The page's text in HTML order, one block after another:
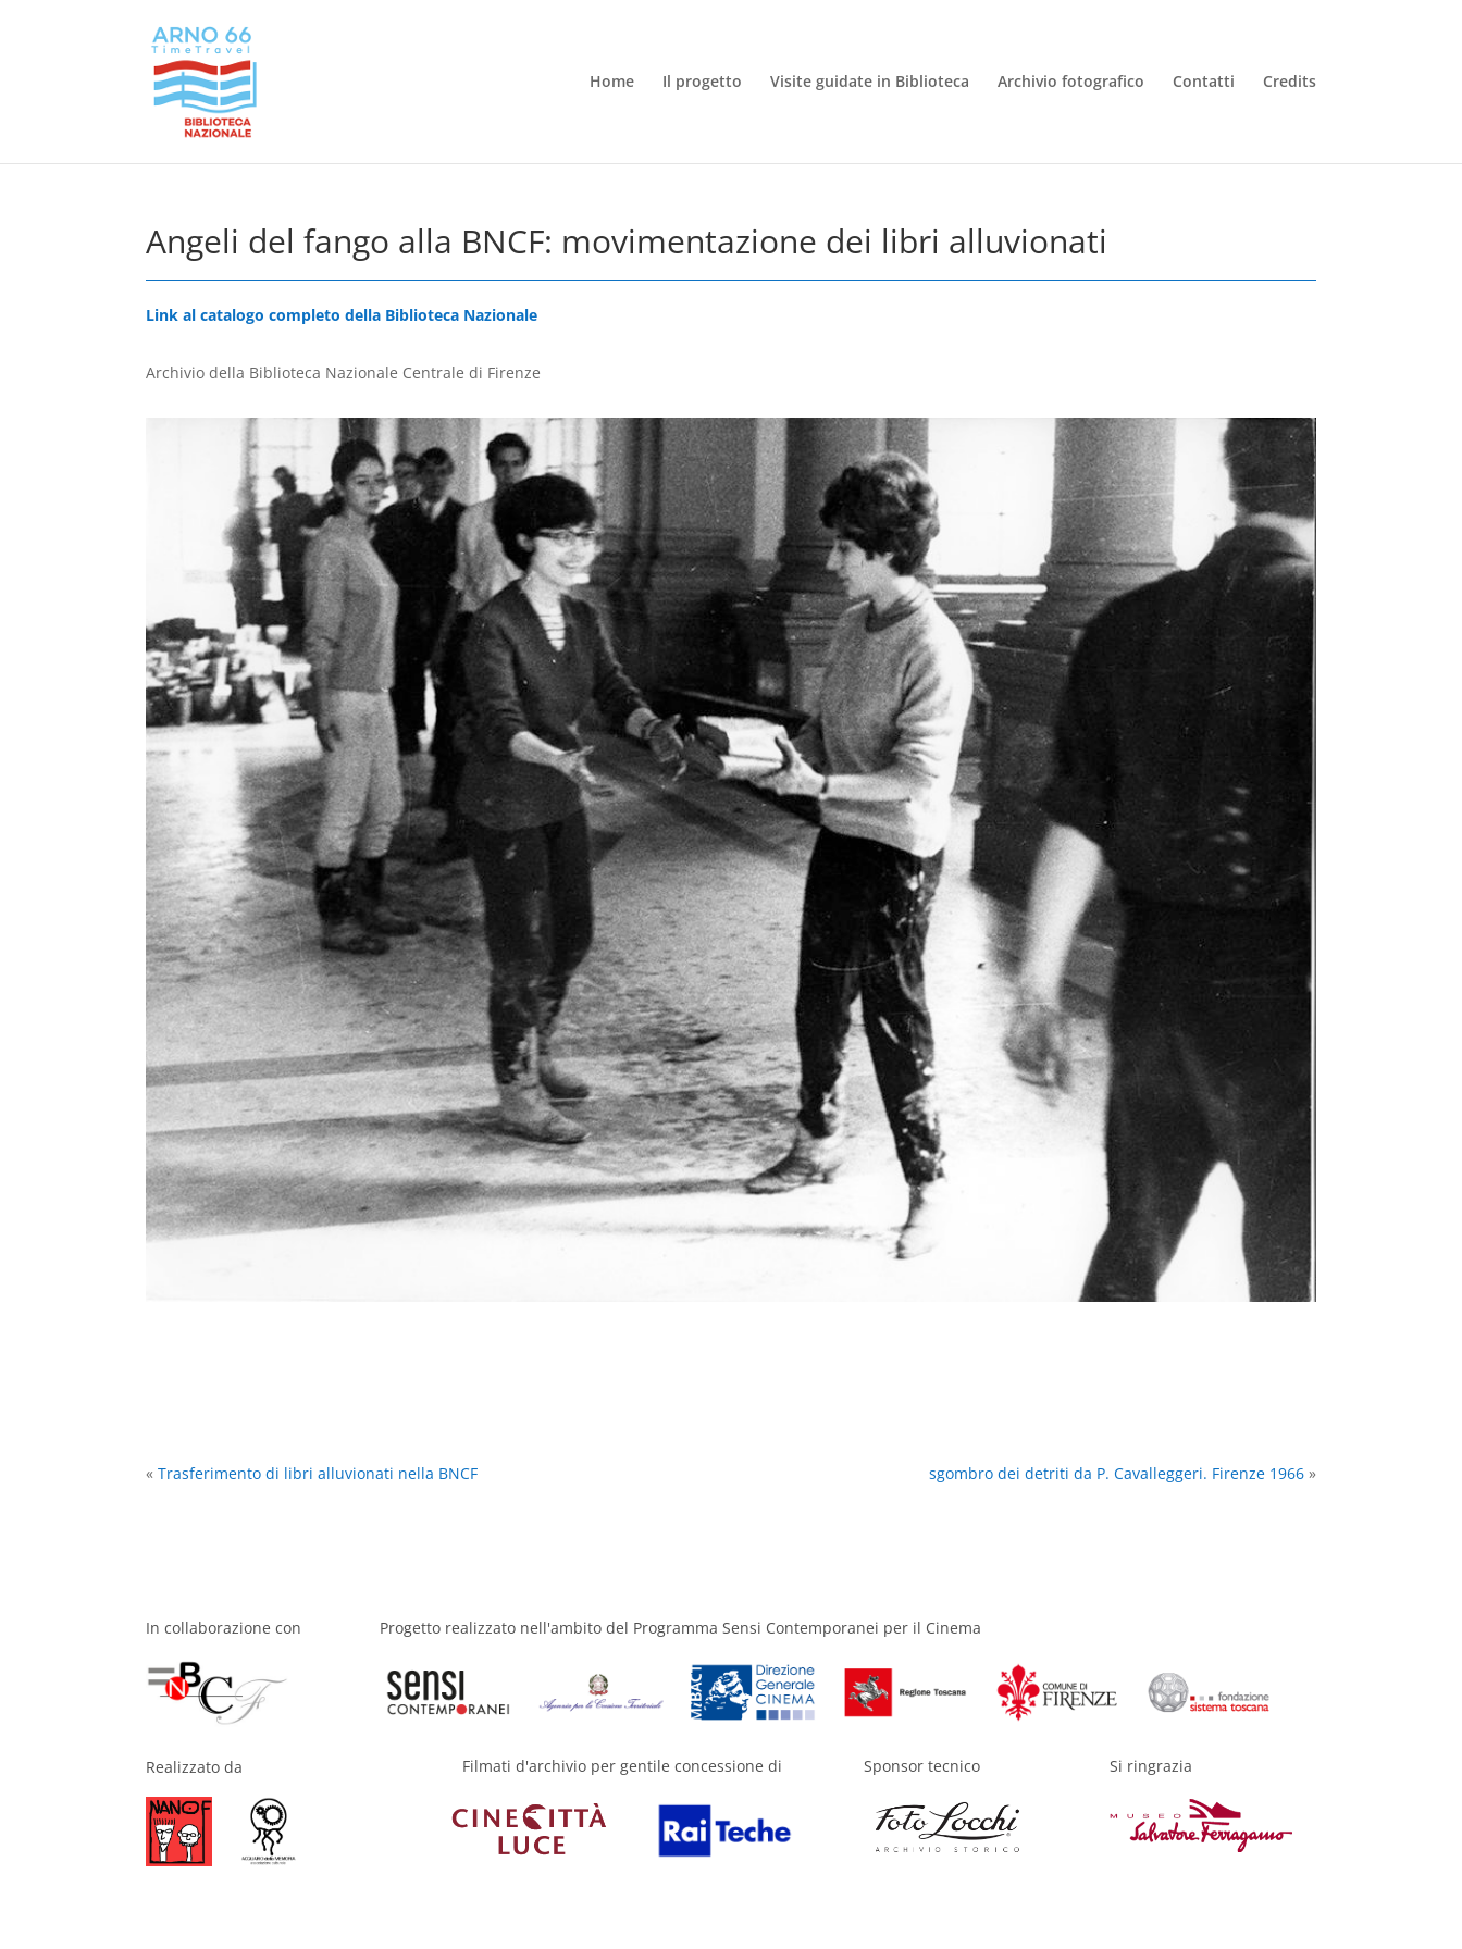
Home Il progetto Visite guidate in Biblioteca Archivio fotografico Contatti Credits
Angeli del fango alla BNCF: movimentazione dei libri alluvionati
Link al catalogo completo della Biblioteca Nazionale
Archivio della Biblioteca Nazionale Centrale di Firenze
«Trasferimento di libri alluvionati nella BNCF sgombro dei detriti da P. Cavalleggeri. Firenze 1966»
In collaborazione con
Realizzato da
Progetto realizzato nell'ambito del Programma Sensi Contemporanei per il Cinema
Filmati d'archivio per gentile concessione di Sponsor tecnico Si ringrazia